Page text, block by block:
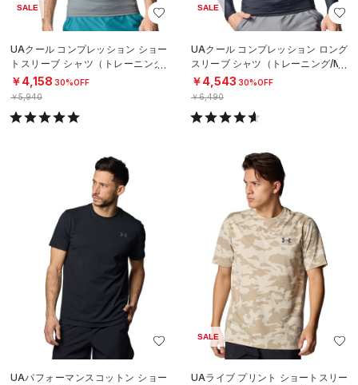
SALE
UAクール コンプレッション ショー
トスリーブ シャツ（トレーニング/
MEN）
￥4,158 30%OFF
￥5,940
SALE
UAクール コンプレッション ロング
スリーブ シャツ（トレーニング/ME
N）
￥4,543 30%OFF
￥6,490
UAパフォーマンスコットン ショー
SALE
UAライブ プリント ショートスリー